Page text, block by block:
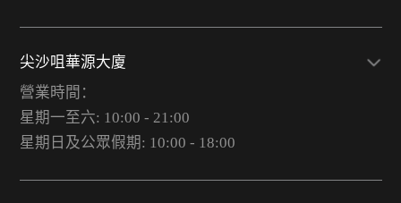
尖沙咀華源大廈
營業時間：
星期一至六: 10:00 - 21:00
星期日及公眾假期: 10:00 - 18:00